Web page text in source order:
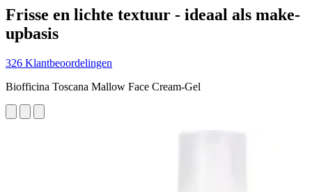
Frisse en lichte textuur - ideaal als make-
upbasis
326 Klantbeoordelingen
Biofficina Toscana Mallow Face Cream-Gel